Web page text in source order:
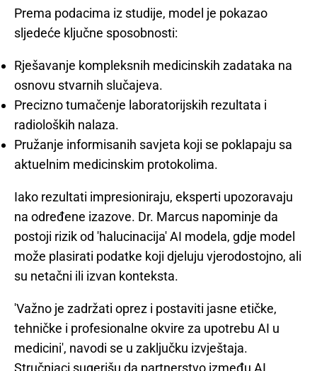
Prema podacima iz studije, model je pokazao
sljedeće ključne sposobnosti:
Rješavanje kompleksnih medicinskih zadataka na
osnovu stvarnih slučajeva.
Precizno tumačenje laboratorijskih rezultata i
radioloških nalaza.
Pružanje informisanih savjeta koji se poklapaju sa
aktuelnim medicinskim protokolima.
Iako rezultati impresioniraju, eksperti upozoravaju
na određene izazove. Dr. Marcus napominje da
postoji rizik od 'halucinacija' AI modela, gdje model
može plasirati podatke koji djeluju vjerodostojno, ali
su netačni ili izvan konteksta.
'Važno je zadržati oprez i postaviti jasne etičke,
tehničke i profesionalne okvire za upotrebu AI u
medicini', navodi se u zaključku izvještaja.
Stručnjaci sugerišu da partnerstvo između AI